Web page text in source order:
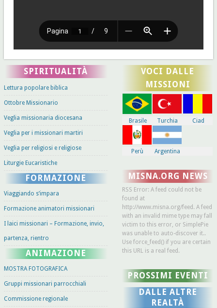
SPIRITUALITÀ
Lettura popolare biblica
Ottobre Missionario
Veglia missionaria diocesana
Veglia per i missionari martiri
Veglia per religiosi e religiose
Liturgie Eucaristiche
FORMAZIONE
Viaggiando s’impara
Formazione animatori missionari
I laici missionari – Formazione, invio,
partenza, rientro
ANIMAZIONE
MOSTRA FOTOGRAFICA
Gruppi missionari parrocchiali
Commissione regionale
VOCI DALLE
MISSIONI
Brasile Turchia Ciad
Perù Argentina
MISNA.ORG NEWS
RSS Error: A feed could not be
found at
http://www.misna.org/feed. A feed
with an invalid mime type may fall
victim to this error, or SimplePie
was unable to auto-discover it..
Use force_feed() if you are certain
this URL is a real feed.
PROSSIMI EVENTI
DALLE ALTRE
REALTÀ